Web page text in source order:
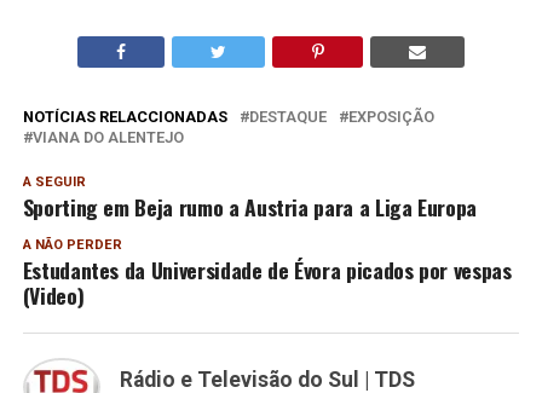
NOTÍCIAS RELACCIONADAS DESTAQUE
EXPOSIÇÃO
VIANA DO ALENTEJO
A SEGUIR
Sporting em Beja rumo a Austria para a Liga Europa
A NÃO PERDER
Estudantes da Universidade de Évora picados por vespas
(Video)
Rádio e Televisão do Sul | TDS